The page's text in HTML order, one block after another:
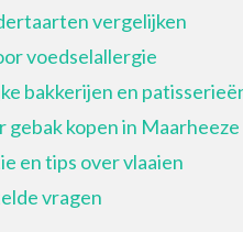
vergelijken
voedselallergie
bakkerijen en
gebak kopen in Maarheeze
en tips over vlaaien
vragen